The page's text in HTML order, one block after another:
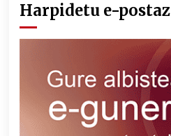
Harpidetu e-postaz